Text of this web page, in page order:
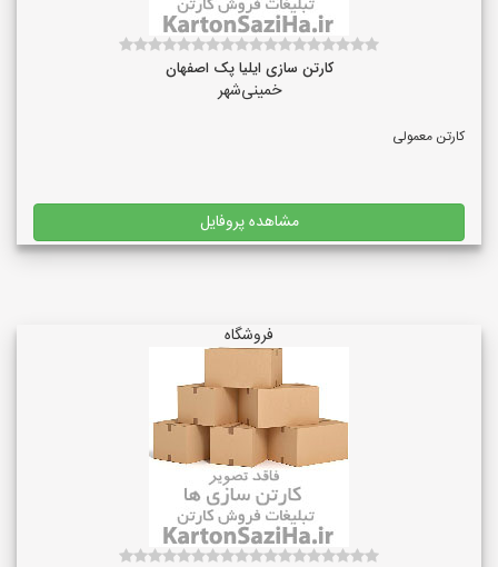
کارتن سازی ایلیا پک اصفهان
خمینی‌شهر
کارتن معمولی
مشاهده پروفایل
فروشگاه